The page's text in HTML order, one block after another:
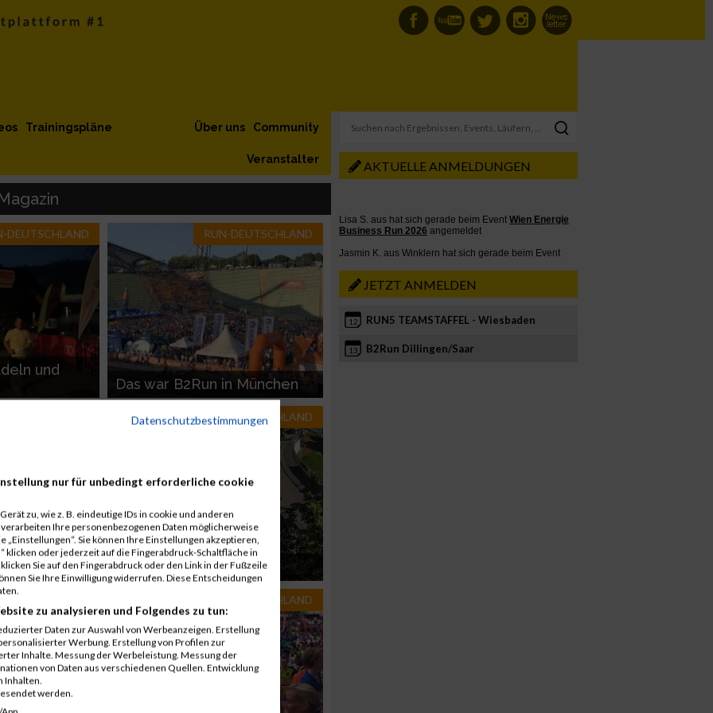
Trainingspläne Community
Über uns
Veranstalter
DEUTSCHLAND
und
RUN-DEUTSCHLAND
Das war B2Run in München
RUN-DEUTSCHLAND
Die Firmen laufen
RUN-DEUTSCHLAND
AKTUELLE ANMELDUNGEN
JETZT ANMELDEN
12 RUN5 TEAMSTAFFEL - Wiesbaden
13 B2Run Dillingen/Saar
Datenschutzbestimmungen
nur für unbedingt erforderliche cookie
zu, wie z. B. eindeutige IDs in cookie und anderen
Ihre personenbezogenen Daten möglicherweise
Sie können Ihre Einstellungen akzeptieren,
klicken oder jederzeit auf die Fingerabdruck-Schaltfläche in
Sie auf den Fingerabdruck oder den Link in der Fußzeile
Sie Ihre Einwilligung widerrufen. Diese Entscheidungen
zu analysieren und Folgendes zu tun:
Daten zur Auswahl von Werbeanzeigen. Erstellung
Werbung. Erstellung von Profilen zur
Inhalte. Messung der Werbeleistung. Messung der
von Daten aus verschiedenen Quellen. Entwicklung
Inhalten.
werden.